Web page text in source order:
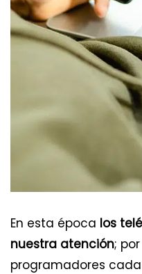
En esta época los
nuestra atención;
programadores